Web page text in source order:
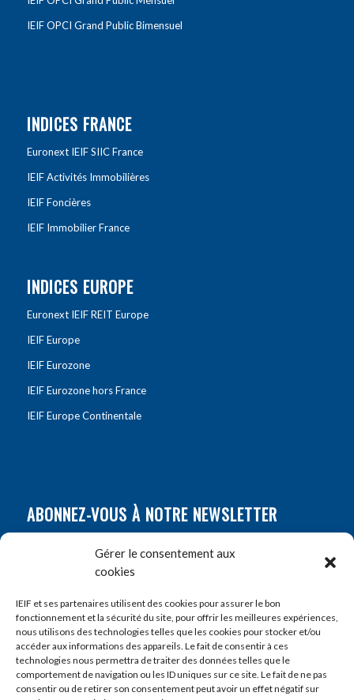
Gérer le consentement aux
cookies
IEIF et ses partenaires utilisent des cookies pour assurer le bon
fonctionnement et la sécurité du site, pour offrir les meilleures expériences,
nous utilisons des technologies telles que les cookies pour stocker et/ou
accéder aux informations des appareils. Le fait de consentir à ces
technologies nous permettra de traiter des données telles que le
comportement de navigation ou les ID uniques sur ce site. Le fait de ne pas
consentir ou de retirer son consentement peut avoir un effet négatif sur
IEIF OPCI Grand Public Bimensuel
INDICES FRANCE
Euronext IEIF SIIC France
IEIF Activités Immobilières
IEIF Foncières
IEIF Immobilier France
INDICES EUROPE
Euronext IEIF REIT Europe
IEIF Europe
IEIF Eurozone
IEIF Eurozone hors France
IEIF Europe Continentale
ABONNEZ-VOUS À NOTRE NEWSLETTER
Prénom*
E-mail*